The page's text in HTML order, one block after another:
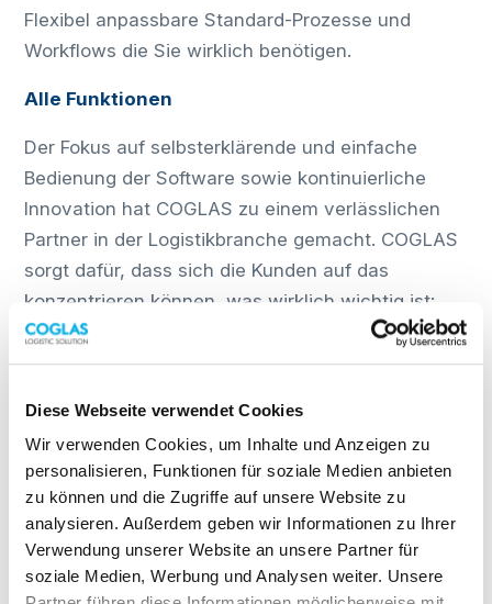
Diese Webseite verwendet Cookies
Wir verwenden Cookies, um Inhalte und Anzeigen zu
personalisieren, Funktionen für soziale Medien anbieten
zu können und die Zugriffe auf unsere Website zu
analysieren. Außerdem geben wir Informationen zu Ihrer
Verwendung unserer Website an unsere Partner für
soziale Medien, Werbung und Analysen weiter. Unsere
Flexibel anpassbare Standard-Prozesse und
Workflows die Sie wirklich benötigen.
Alle Funktionen
Der Fokus auf selbsterklärende und einfache
Bedienung der Software sowie kontinuierliche
Innovation hat COGLAS zu einem verlässlichen
Partner in der Logistikbranche gemacht. COGLAS
sorgt dafür, dass sich die Kunden auf das
konzentrieren können, was wirklich wichtig ist:
das effiziente Management ihrer Logistikprozesse.
Die ganzheitliche Software senkt konsequent den
optimiert die Logistik.
Auf der „Transport Logistic“ in München wird das
COGLAS WEB WMS präsentiert, ein
leistungsstarkes Lagerverwaltungssystem für die
gesamte Intralogistik mit Erfahrungen in